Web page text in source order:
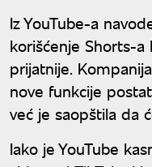
Iz YouTube-a
korišćenje Shorts-
prijatnije.
nove funkcije
već je saopštila da
Iako je YouTube